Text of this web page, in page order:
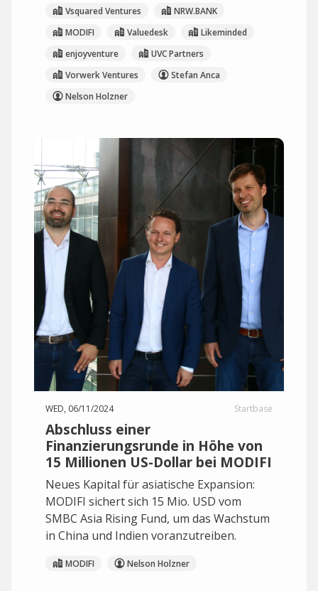
Vsquared Ventures
NRW.BANK
MODIFI
Valuedesk
Likeminded
enjoyventure
UVC Partners
Vorwerk Ventures
Stefan Anca
Nelson Holzner
WED, 06/11/2024 Startbase
Abschluss einer
Finanzierungsrunde in Höhe von
15 Millionen US-Dollar bei MODIFI
Neues Kapital für asiatische Expansion:
MODIFI sichert sich 15 Mio. USD vom
SMBC Asia Rising Fund, um das Wachstum
in China und Indien voranzutreiben.
MODIFI Nelson Holzner